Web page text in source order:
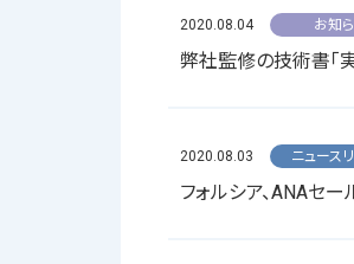
2020.08.04 お知
弊社監修の技術書「
2020.08.03 ニュース
フォルシア、ANAセ